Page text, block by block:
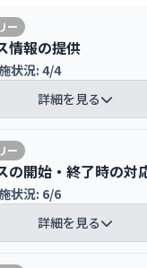
事の再確認を行い、
議を通じて職員全体
責任に基づきリーダ
ています。
設定し、職員意見や
職員全体会議で意思
は、本部会議、職員全
ス会議等が設定さ
、2025年の中期経営
いくことが期待され
前年度の評価・反省
を踏まえ、各クラス保
成に向けた保育実
画（保育内容）等を
作成されています。
基づく予算案が作成
を確認しながら適
なされています。
持ちを傷つけない取
に関する心得の中で
載され、職員間で
めています。また、毎
ックリストを活用
どもへの対応等の保
振り返りを行い、職
り、子どもの人権を
を行うように努め
に向けては、虐待対応
トや事故けが等の記
発防止・予防に努
が作成されており、
施設との連携等を想
害発生の緊急時、災
に向けた対応が示され
事業継続計画に沿
の意向を把握しなが
異動がなされていま
は、経験年数やスキ
、園長の評価、子
体のバランス等を考え
や研修希望など能力
し、人材育成に取り
の重要課題に対する
機関によるまとめ）
目標
職員が自分で適切に
う必要な知識や訓練
と感じ、訓練が形式
的であることが大切
多様化と質の向上」
情報の提供
状況: 4/4
詳細を見る
に園の概要をホー
レットを通じて発信し
の開始・終了時の対
状況: 6/6
詳細を見る